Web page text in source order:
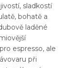
sladkostí
bohatě a
laděné
espresso, ale
při